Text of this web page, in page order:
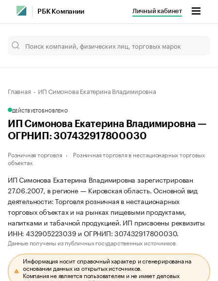
РБК Компании Личный кабинет
Главная ИП Симонова Екатерина Владимировна
ДЕЙСТВУЕТОБНОВЛЕНО
ИП Симонова Екатерина Владимировна —
ОГРНИП: 307432917800030
Розничная торговля
Розничная торговля в нестационарных торговых
объектах
ИП Симонова Екатерина Владимировна зарегистрирован
27.06.2007, в регионе — Кировская область. Основной вид
деятельности: Торговля розничная в нестационарных
торговых объектах и на рынках пищевыми продуктами,
напитками и табачной продукцией. ИП присвоены реквизиты
ИНН: 432905223039 и ОГРНИП: 307432917800030.
Данные получены из публичных государственных источников.
Информация носит справочный характер и сгенерирована на
основании данных из открытых источников.
Компания не является пользователем и не имеет деловых